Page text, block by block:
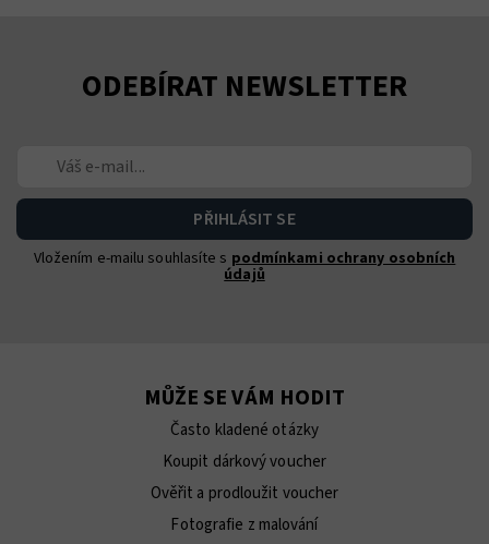
ODEBÍRAT NEWSLETTER
Vložením e-mailu souhlasíte s podmínkami ochrany osobních
údajů
MŮŽE SE VÁM HODIT
Často kladené otázky
Koupit dárkový voucher
Ověřit a prodloužit voucher
Fotografie z malování